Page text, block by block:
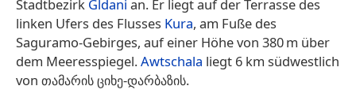
Stadtbezirk Gldani an. Er liegt auf der Terrasse des
linken Ufers des Flusses Kura, am Fuße des
Saguramo-Gebirges, auf einer Höhe von 380 m über
dem Meeresspiegel.Awtschala liegt 6 km südwestlich
von თამარის ციხე-დარბაზის.